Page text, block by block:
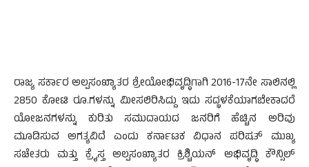
ರಾಜ್ಯ ಸರ್ಕಾರ ಅಲ್ಪಸಂಖ್ಯಾತರ ಶ್ರೇಯೋಭಿವೃದ್ಧಿಗಾಗಿ 2016-17ನೇ ಸಾಲಿನಲ್ಲಿ
2850 ಕೋಟಿ ರೂ.ಗಳನ್ನು ಮೀಸಲಿರಿಸಿದ್ದು ಇದು ಸದ್ಭಳಕೆಯಾಗಬೇಕಾದರೆ
ಯೋಜನಗಳನ್ನು ಕುರಿತು ಸಮುದಾಯದ ಜನರಿಗೆ ಹೆಚ್ಚಿನ ಅರಿವು
ಮೂಡಿಸುವ ಅಗತ್ಯವಿದೆ ಎಂದು ಕರ್ನಾಟಕ ವಿಧಾನ ಪರಿಷತ್ ಮುಖ್ಯ
ಸಚೇತರು ಮತ್ತು ಕ್ರೈಸ್ತ ಅಲ್ಪಸಂಖ್ಯಾತರ ಕ್ರಿಶ್ಚಿಯನ್ ಅಭಿವೃದ್ಧಿ ಕೌನ್ಸಿಲ್